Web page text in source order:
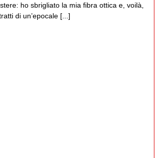
ho sbrigliato la mia fibra ottica e, voilà,
di un’epocale [...]